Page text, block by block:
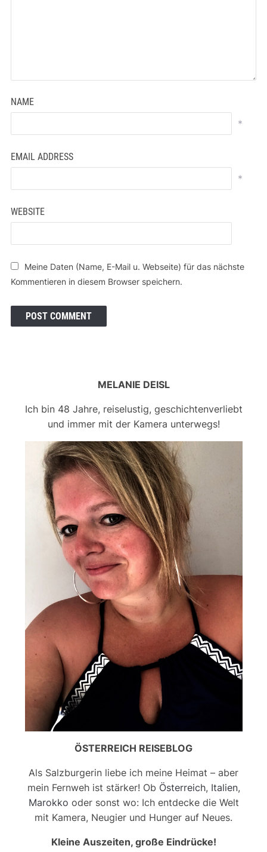
NAME
*
EMAIL ADDRESS
*
WEBSITE
Meine Daten (Name, E-Mail u. Webseite) für das nächste
Kommentieren in diesem Browser speichern.
MELANIE DEISL
Ich bin 48 Jahre, reiselustig, geschichtenverliebt
und immer mit der Kamera unterwegs!
ÖSTERREICH REISEBLOG
Als Salzburgerin liebe ich meine Heimat – aber
mein Fernweh ist stärker! Ob Österreich, Italien,
Marokko oder sonst wo: Ich entdecke die Welt
mit Kamera, Neugier und Hunger auf Neues.
Kleine Auszeiten, große Eindrücke!